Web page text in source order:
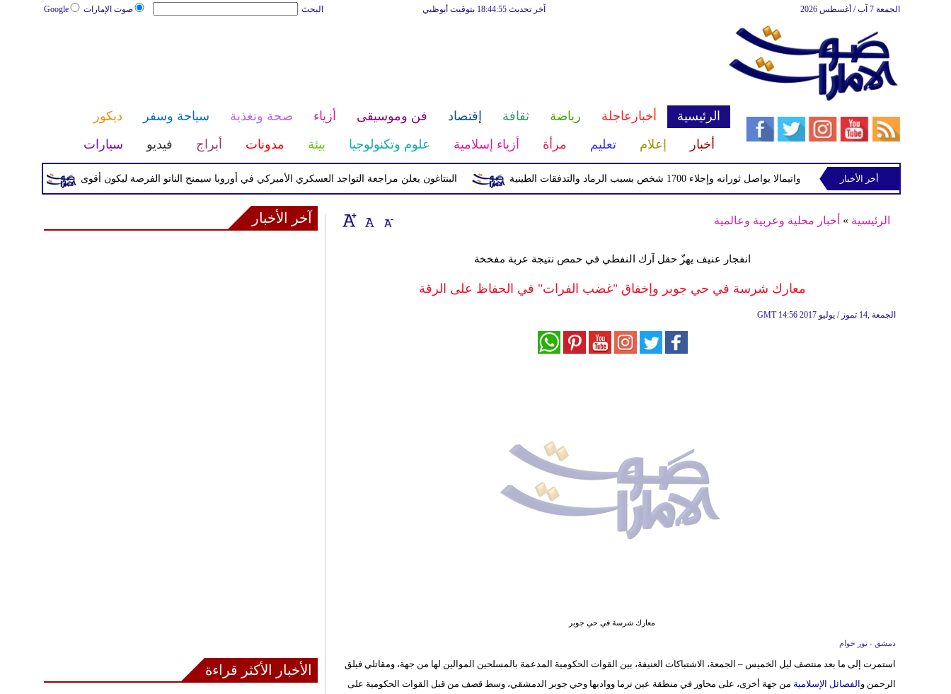
صوت الإمارات Google البحث آخر تحديث 18:44:55 بتوقيت أبوظبي الجمعة 7 آب / أغسطس 2026
الرئيسية أخبارعاجلة رياضة ثقافة إقتصاد فن وموسيقى أزياء صحة وتغذية سياحة وسفر
ديكور
أخبار
إعلام تعليم مرأة أزياء إسلامية علوم وتكنولوجيا بيئة مدونات أبراج فيديو سيارات
إصابة البنتاغون يعلن مراجعة التواجد العسكري الأميركي في أوروبا سيمنح الناتو الفرصة ليكون أقوى بركان فويجو في جواتيمالا يواصل ثورانه وإجلاء 1700 شخص بسبب الرماد والتدفقات الطينية
أخر الأخبار
الرئيسية » أخبار محلية وعربية وعالمية
انفجار عنيف يهزّ حقل آرك النفطي في حمص نتيجة عربة مفخخة
معارك شرسة في حي جوبر وإخفاق "غضب الفرات" في الحفاظ على الرقة
GMT 14:56 2017 الجمعة ,14 تموز / يوليو
معارك شرسة في حي جوبر
دمشق - نور خوام
استمرت إلى ما بعد منتصف ليل الخميس – الجمعة، الاشتباكات العنيفة، بين القوات الحكومية المدعمة بالمسلحين الموالين لها من جهة، ومقاتلي فيلق
الرحمن و الفصائل الإسلامية من جهة أخرى، على محاور في منطقة عين ترما وواديها وحي جوبر الدمشقي، وسط قصف من قبل القوات الحكومية على
آخر الأخبار
الأخبار الأكثر قراءة